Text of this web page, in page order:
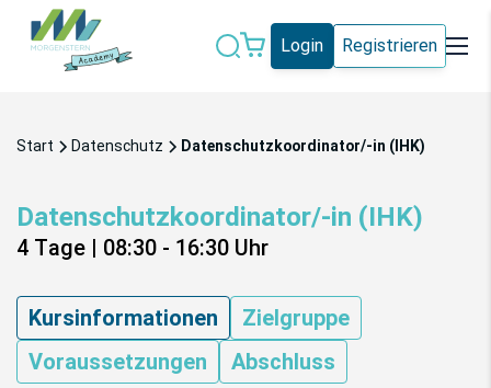
Login Registrieren
Marketing
Schweiz Social Media
Alle Blogeinträge
Start Datenschutz Datenschutzkoordinator/-in (IHK)
Datenschutzkoordinator/-in (IHK)
4 Tage | 08:30 - 16:30 Uhr
Kursinformationen
Zielgruppe
Voraussetzungen
Abschluss